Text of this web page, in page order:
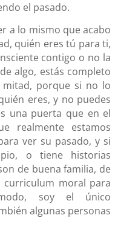
el pasado.
a lo mismo que acabo
quién eres tú para ti,
contigo o no la
algo, estás completo
porque si no lo
eres, y no puedes
una puerta que en el
realmente estamos
ver su pasado, y si
o tiene historias
de buena familia, de
curriculum moral para
soy el único
algunas personas